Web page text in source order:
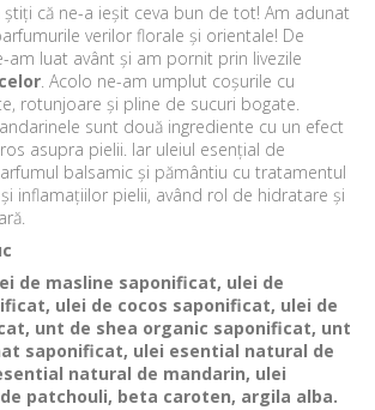
știți că ne-a ieșit ceva bun de tot! Am adunat
verilor florale și orientale! De
am luat avânt și am pornit prin livezile
. Acolo ne-am umplut coșurile cu
rotunjoare și pline de sucuri bogate.
sunt două ingrediente cu un efect
asupra pielii. Iar uleiul esențial de
balsamic și pământiu cu tratamentul
inflamațiilor pielii, având rol de hidratare și
de masline saponificat, ulei de
ulei de cocos saponificat, ulei de
unt de shea organic saponificat, unt
saponificat, ulei esential natural de
natural de mandarin, ulei
patchouli, beta caroten, argila alba.